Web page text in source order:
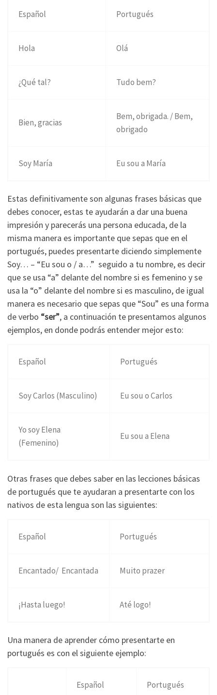
Español Portugués
Hola Olá
¿Qué tal? Tudo bem?
Bien, gracias
Bem, obrigada. / Bem,
obrigado
Soy María Eu sou a María
Estas definitivamente son algunas frases básicas que
debes conocer, estas te ayudarán a dar una buena
impresión y parecerás una persona educada, de la
misma manera es importante que sepas que en el
portugués, puedes presentarte diciendo simplemente
Soy… – “Eu sou o / a…” seguido a tu nombre, es decir
que se usa “a” delante del nombre si es femenino y se
usa la “o” delante del nombre si es masculino, de igual
manera es necesario que sepas que “Sou” es una forma
de verbo “ser”, a continuación te presentamos algunos
ejemplos, en donde podrás entender mejor esto:
Español Portugués
Soy Carlos (Masculino) Eu sou o Carlos
Yo soy Elena
(Femenino)
Eu sou a Elena
Otras frases que debes saber en las lecciones básicas
de portugués que te ayudaran a presentarte con los
nativos de esta lengua son las siguientes:
Español Portugués
Encantado/ Encantada Muito prazer
¡Hasta luego! Até logo!
Una manera de aprender cómo presentarte en
portugués es con el siguiente ejemplo:
Español Portugués